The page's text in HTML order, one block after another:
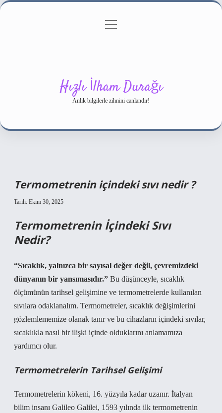
Gizlilik Politikası
menüyü
Hızlı İlham Durağı
Anlık bilgilerle zihnini canlandır!
Termometrenin içindeki sıvı nedir ?
Tarih: Ekim 30, 2025
Termometrenin İçindeki Sıvı
Nedir?
“Sıcaklık, yalnızca bir sayısal değer değil, çevremizdeki
dünyanın bir yansımasıdır.” Bu düşünceyle, sıcaklık
ölçümünün tarihsel gelişimine ve termometrelerde kullanılan
sıvılara odaklanalım. Termometreler, sıcaklık değişimlerini
gözlemlememize olanak tanır ve bu cihazların içindeki sıvılar,
sıcaklıkla nasıl bir ilişki içinde olduklarını anlamamıza
yardımcı olur.
Termometrelerin Tarihsel Gelişimi
Termometrelerin kökeni, 16. yüzyıla kadar uzanır. İtalyan
bilim insanı Galileo Galilei, 1593 yılında ilk termometrenin